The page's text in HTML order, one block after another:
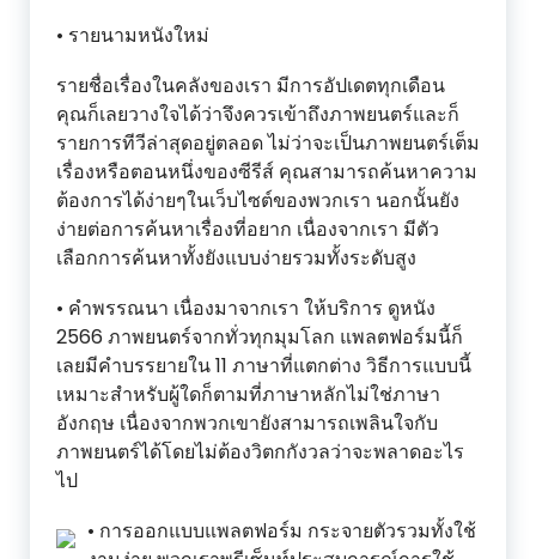
• รายนามหนังใหม่
รายชื่อเรื่องในคลังของเรา มีการอัปเดตทุกเดือน
คุณก็เลยวางใจได้ว่าจึงควรเข้าถึงภาพยนตร์และก็
รายการทีวีล่าสุดอยู่ตลอด ไม่ว่าจะเป็นภาพยนตร์เต็ม
เรื่องหรือตอนหนึ่งของซีรีส์ คุณสามารถค้นหาความ
ต้องการได้ง่ายๆในเว็บไซต์ของพวกเรา นอกนั้นยัง
ง่ายต่อการค้นหาเรื่องที่อยาก เนื่องจากเรา มีตัว
เลือกการค้นหาทั้งยังแบบง่ายรวมทั้งระดับสูง
• คำพรรณนา เนื่องมาจากเรา ให้บริการ ดูหนัง
2566 ภาพยนตร์จากทั่วทุกมุมโลก แพลตฟอร์มนี้ก็
เลยมีคำบรรยายใน 11 ภาษาที่แตกต่าง วิธีการแบบนี้
เหมาะสำหรับผู้ใดก็ตามที่ภาษาหลักไม่ใช่ภาษา
อังกฤษ เนื่องจากพวกเขายังสามารถเพลินใจกับ
ภาพยนตร์ได้โดยไม่ต้องวิตกกังวลว่าจะพลาดอะไร
ไป
• การออกแบบแพลตฟอร์ม กระจายตัวรวมทั้งใช้